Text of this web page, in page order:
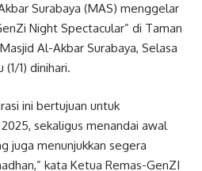
Surabaya (MAS) menggelar
Night Spectacular” di Taman
Al-Akbar Surabaya, Selasa
(1/1) dinihari.
ini bertujuan untuk
sekaligus menandai awal
juga menunjukkan segera
kata Ketua Remas-GenZI